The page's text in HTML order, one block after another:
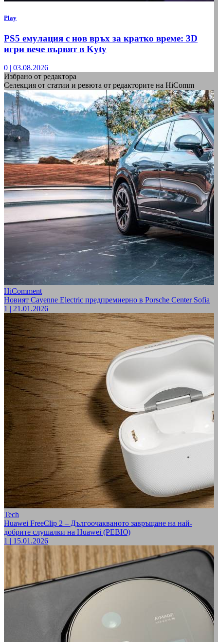
Play
PS5 емулация с нов връх за кратко време: 3D
игри вече вървят в Kyty
0 | 03.08.2026
Избрано от редактора
Селекция от статии и ревюта от редакторите на HiComm
HiComment
Новият Cayenne Electric предпремиерно в Porsche Center Sofia
1 | 21.01.2026
Tech
Huawei FreeClip 2 – Дългоочакваното завръщане на най-
добрите слушалки на Huawei (РЕВЮ)
1 | 15.01.2026